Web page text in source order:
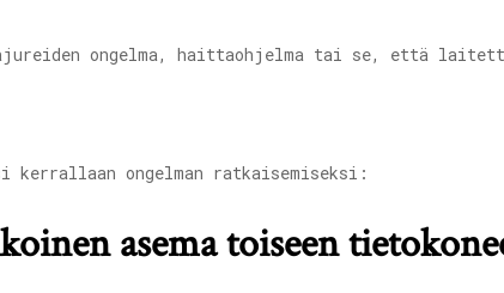
ongelma, haittaohjelma tai se, että
kerrallaan ongelman ratkaisemiseksi:
asema toiseen